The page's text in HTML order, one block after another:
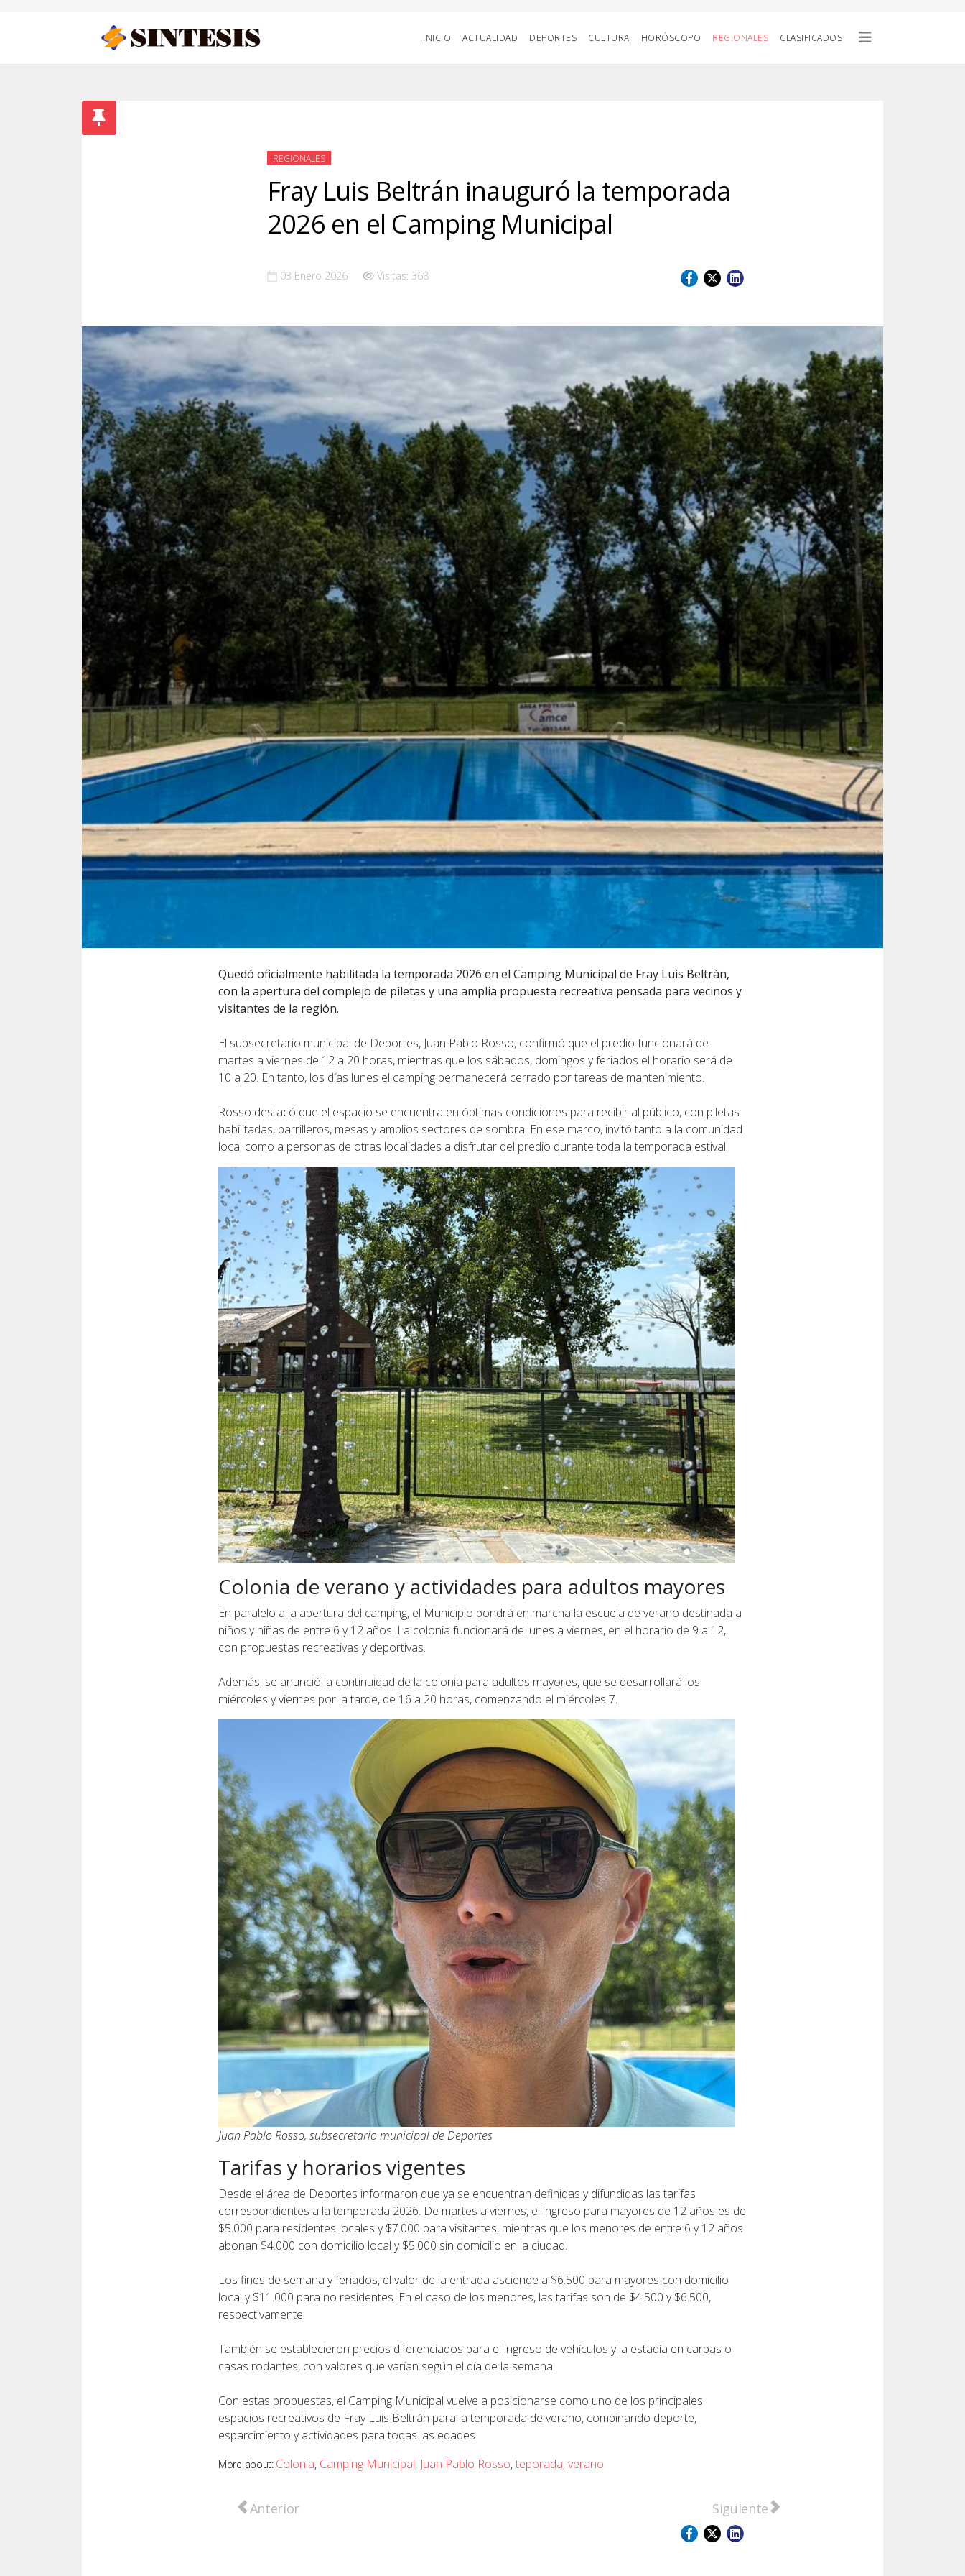
INICIO ACTUALIDAD DEPORTES CULTURA HORÓSCOPO REGIONALES CLASIFICADOS
REGIONALES
Fray Luis Beltrán inauguró la temporada
2026 en el Camping Municipal
03 Enero 2026 Visitas: 368
Quedó oficialmente habilitada la temporada 2026 en el Camping Municipal de Fray Luis Beltrán,
con la apertura del complejo de piletas y una amplia propuesta recreativa pensada para vecinos y
visitantes de la región.
El subsecretario municipal de Deportes, Juan Pablo Rosso, confirmó que el predio funcionará de
martes a viernes de 12 a 20 horas, mientras que los sábados, domingos y feriados el horario será de
10 a 20. En tanto, los días lunes el camping permanecerá cerrado por tareas de mantenimiento.
Rosso destacó que el espacio se encuentra en óptimas condiciones para recibir al público, con piletas
habilitadas, parrilleros, mesas y amplios sectores de sombra. En ese marco, invitó tanto a la comunidad
local como a personas de otras localidades a disfrutar del predio durante toda la temporada estival.
Colonia de verano y actividades para adultos mayores
En paralelo a la apertura del camping, el Municipio pondrá en marcha la escuela de verano destinada a
niños y niñas de entre 6 y 12 años. La colonia funcionará de lunes a viernes, en el horario de 9 a 12,
con propuestas recreativas y deportivas.
Además, se anunció la continuidad de la colonia para adultos mayores, que se desarrollará los
miércoles y viernes por la tarde, de 16 a 20 horas, comenzando el miércoles 7.
Juan Pablo Rosso, subsecretario municipal de Deportes
Tarifas y horarios vigentes
Desde el área de Deportes informaron que ya se encuentran definidas y difundidas las tarifas
correspondientes a la temporada 2026. De martes a viernes, el ingreso para mayores de 12 años es de
$5.000 para residentes locales y $7.000 para visitantes, mientras que los menores de entre 6 y 12 años
abonan $4.000 con domicilio local y $5.000 sin domicilio en la ciudad.
Los fines de semana y feriados, el valor de la entrada asciende a $6.500 para mayores con domicilio
local y $11.000 para no residentes. En el caso de los menores, las tarifas son de $4.500 y $6.500,
respectivamente.
También se establecieron precios diferenciados para el ingreso de vehículos y la estadía en carpas o
casas rodantes, con valores que varían según el día de la semana.
Con estas propuestas, el Camping Municipal vuelve a posicionarse como uno de los principales
espacios recreativos de Fray Luis Beltrán para la temporada de verano, combinando deporte,
esparcimiento y actividades para todas las edades.
More about: Colonia, Camping Municipal, Juan Pablo Rosso,teporada,verano
Artículo anterior: El 12 de enero comenzará a aplicarse una vacuna para embarazadas
Anterior Artículo siguiente: Puerto: comenzó la
Siguiente